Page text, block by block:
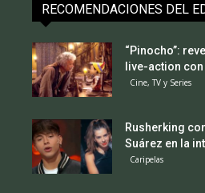
RECOMENDACIONES DEL
“Pinocho”:
live-action con
Cine, TV y Series
Rusherking
Suárez en la
Caripelas